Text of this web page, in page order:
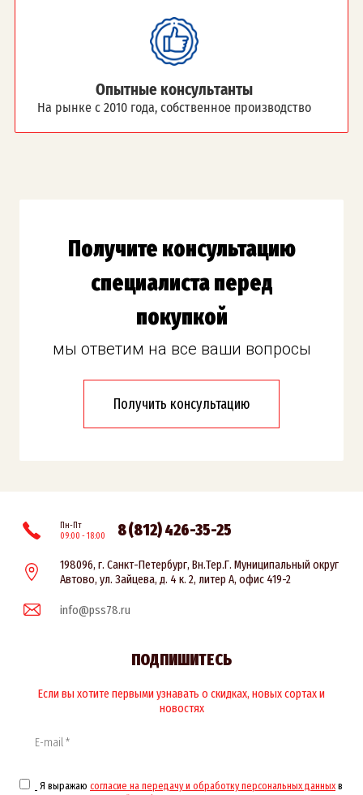
Опытные консультанты
На рынке с 2010 года, собственное производство
Получите консультацию
специалиста перед
покупкой
мы ответим на все ваши вопросы
Получить консультацию
Пн-Пт
09:00 - 18:00
8 (812) 426-35-25
198096, г. Санкт-Петербург, Вн.Тер.Г. Муниципальный округ
Автово, ул. Зайцева, д. 4 к. 2, литер А, офис 419-2
info@pss78.ru
ПОДПИШИТЕСЬ
Если вы хотите первыми узнавать о скидках, новых сортах и
новостях
Я выражаю согласие на передачу и обработку персональных данных в